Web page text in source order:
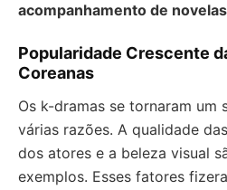
acompanhamento de
Popularidade Crescente
Coreanas
Os k-dramas se tornaram um
várias razões. A qualidade
dos atores e a beleza visual
exemplos. Esses fatores